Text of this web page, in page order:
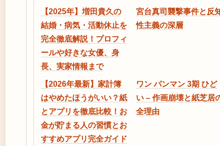
【2025年】増田貴久の
結婚・病気・活動休止を
完全徹底解説！プロフィ
ールや好きな女優、身
長、実家情報まで
宮台真司襲撃事件と反
性主義の深層
【2026年最新】家計簿
はやめたほうがいい？紙
とアプリを徹底比較！お
金が貯まる人の習慣とお
すすめアプリ完全ガイド
ワン パンマン 3期 ひど
い – 作画崩壊と紙芝居
全理由